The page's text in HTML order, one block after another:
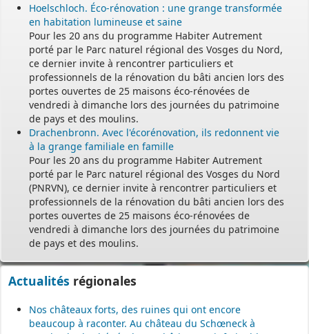
Hoelschloch. Éco-rénovation : une grange transformée
en habitation lumineuse et saine
Pour les 20 ans du programme Habiter Autrement
porté par le Parc naturel régional des Vosges du Nord,
ce dernier invite à rencontrer particuliers et
professionnels de la rénovation du bâti ancien lors des
portes ouvertes de 25 maisons éco-rénovées de
vendredi à dimanche lors des journées du patrimoine
de pays et des moulins.
Drachenbronn. Avec l'écorénovation, ils redonnent vie
à la grange familiale en famille
Pour les 20 ans du programme Habiter Autrement
porté par le Parc naturel régional des Vosges du Nord
(PNRVN), ce dernier invite à rencontrer particuliers et
professionnels de la rénovation du bâti ancien lors des
portes ouvertes de 25 maisons éco-rénovées de
vendredi à dimanche lors des journées du patrimoine
de pays et des moulins.
Actualités régionales
Nos châteaux forts, des ruines qui ont encore
beaucoup à raconter. Au château du Schœneck à